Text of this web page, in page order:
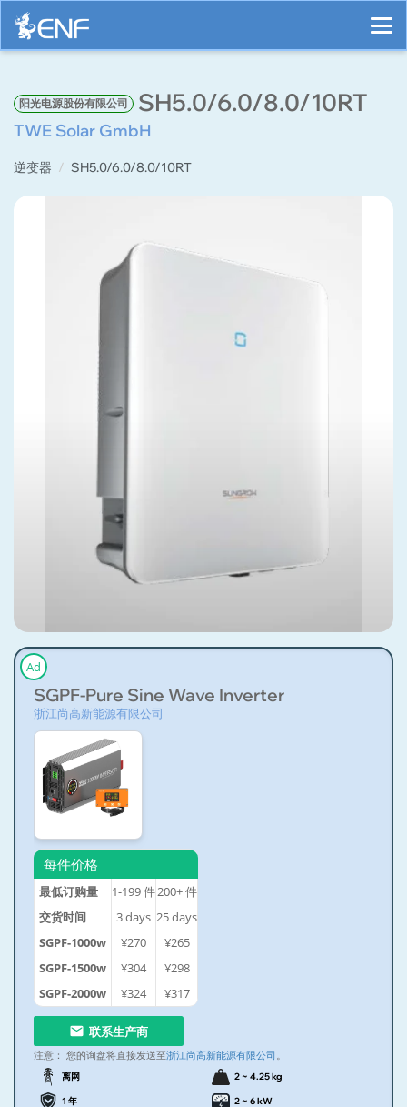
阳光电源股份有限公司 SH5.0/6.0/8.0/10RT
TWE Solar GmbH
逆变器 SH5.0/6.0/8.0/10RT
Ad
SGPF-Pure Sine Wave Inverter
浙江尚高新能源有限公司
每件价格
最低订购量 1-199件200+件
交货时间
3days 25days
SGPF-1000w
¥270
¥265
SGPF-1500w
¥304
¥298
SGPF-2000w
¥324 ¥317
联系生产商
注意： 您的询盘将直接发送至浙江尚高新能源有限公司 。
离网 2 ~ 4.25 kg
1 年 2 ~ 6 kW